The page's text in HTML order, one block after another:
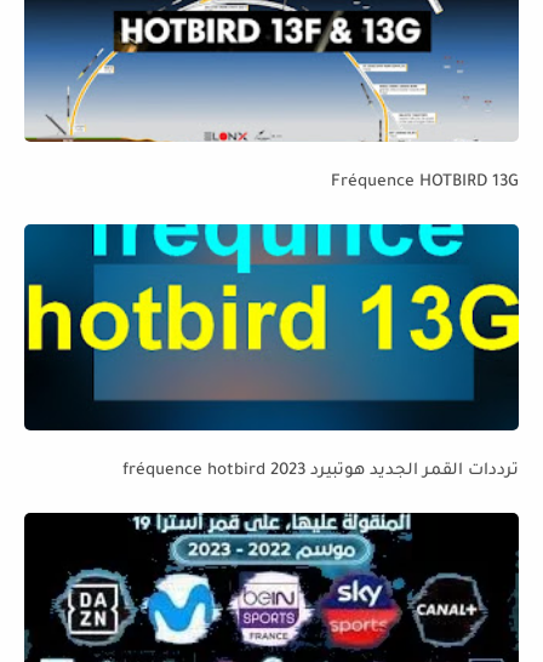
Fréquence HOTBIRD 13G
ترددات القمر الجديد هوتبيرد fréquence hotbird 2023